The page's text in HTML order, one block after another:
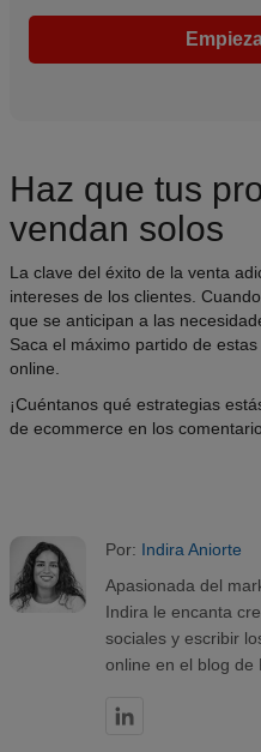
Haz que tus
vendan solos
La clave del éxito de la venta
intereses de los clientes.
que se anticipan a las
Saca el máximo partido de
online.
¡Cuéntanos qué estrategias
de ecommerce en los
Por: Indira Aniorte
Apasionada del
Indira le encanta
sociales y escribir
online en el blog de